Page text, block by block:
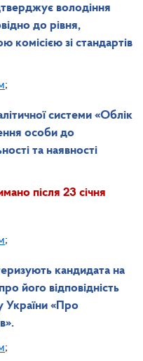
володіння
до рівня,
комісією зі стандартів
;
системи «Облік
особи до
та наявності
після 23 січня
;
кандидата на
його відповідність
України «Про
;